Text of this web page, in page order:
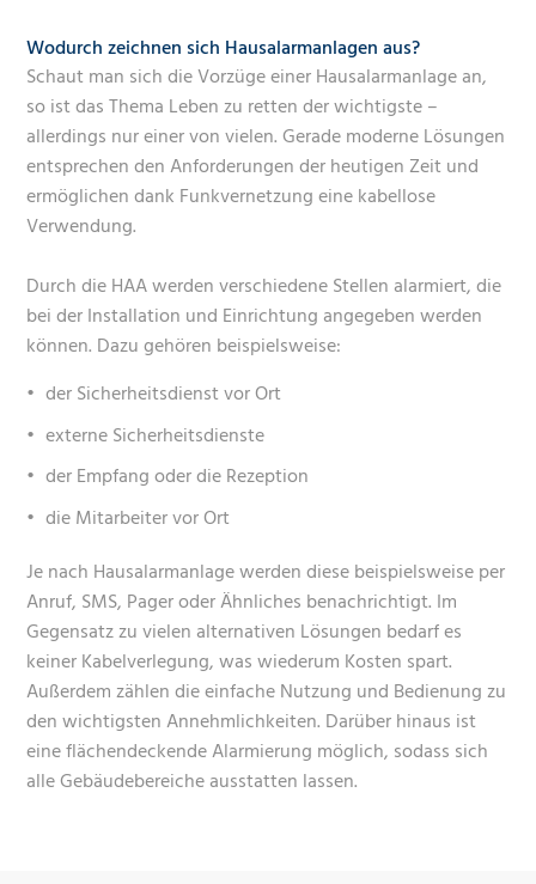
Wodurch zeichnen sich Hausalarmanlagen aus?
Schaut man sich die Vorzüge einer Hausalarmanlage an,
so ist das Thema Leben zu retten der wichtigste –
allerdings nur einer von vielen. Gerade moderne Lösungen
entsprechen den Anforderungen der heutigen Zeit und
ermöglichen dank Funkvernetzung eine kabellose
Verwendung.
Durch die HAA werden verschiedene Stellen alarmiert, die
bei der Installation und Einrichtung angegeben werden
können. Dazu gehören beispielsweise:
der Sicherheitsdienst vor Ort
externe Sicherheitsdienste
der Empfang oder die Rezeption
die Mitarbeiter vor Ort
Je nach Hausalarmanlage werden diese beispielsweise per
Anruf, SMS, Pager oder Ähnliches benachrichtigt. Im
Gegensatz zu vielen alternativen Lösungen bedarf es
keiner Kabelverlegung, was wiederum Kosten spart.
Außerdem zählen die einfache Nutzung und Bedienung zu
den wichtigsten Annehmlichkeiten. Darüber hinaus ist
eine flächendeckende Alarmierung möglich, sodass sich
alle Gebäudebereiche ausstatten lassen.